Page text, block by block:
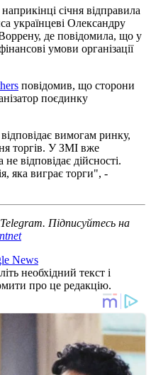
січня відправила
українцеві Олександру
де повідомила, що у
умови організації
повідомив, що сторони
поєдинку
вимогам ринку,
торгів. У ЗМІ вже
не відповідає дійсності.
яка виграє торги", -
Підписуйтесь на
News
необхідний текст і
про це редакцію.